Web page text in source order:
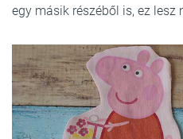
egy másik részéből is, ez lesz